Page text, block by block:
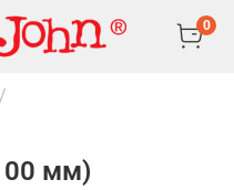
0
мм)